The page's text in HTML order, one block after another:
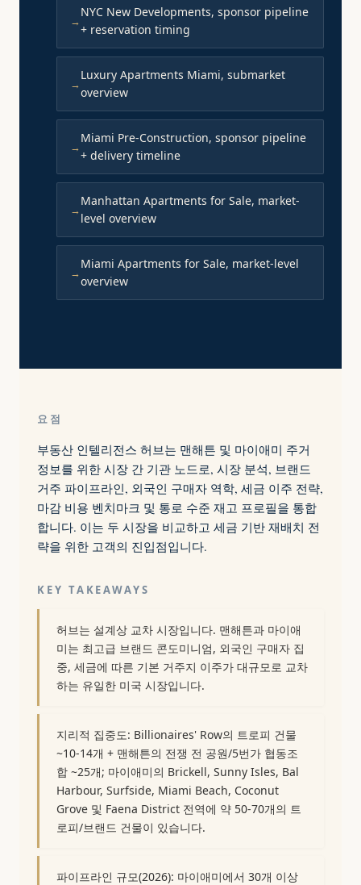
NYC New Developments, sponsor pipeline
+ reservation timing
Luxury Apartments Miami, submarket
overview
Miami Pre-Construction, sponsor pipeline
+ delivery timeline
Manhattan Apartments for Sale, market-
level overview
Miami Apartments for Sale, market-level
overview
요점
부동산 인텔리전스 허브는 맨해튼 및 마이애미 주거
정보를 위한 시장 간 기관 노드로, 시장 분석, 브랜드
거주 파이프라인, 외국인 구매자 역학, 세금 이주 전략,
마감 비용 벤치마크 및 통로 수준 재고 프로필을 통합
합니다. 이는 두 시장을 비교하고 세금 기반 재배치 전
략을 위한 고객의 진입점입니다.
KEY TAKEAWAYS
허브는 설계상 교차 시장입니다. 맨해튼과 마이애
미는 최고급 브랜드 콘도미니엄, 외국인 구매자 집
중, 세금에 따른 기본 거주지 이주가 대규모로 교차
하는 유일한 미국 시장입니다.
지리적 집중도: Billionaires' Row의 트로피 건물
~10-14개 + 맨해튼의 전쟁 전 공원/5번가 협동조
합 ~25개; 마이애미의 Brickell, Sunny Isles, Bal
Harbour, Surfside, Miami Beach, Coconut
Grove 및 Faena District 전역에 약 50-70개의 트
로피/브랜드 건물이 있습니다.
파이프라인 규모(2026): 마이애미에서 30개 이상